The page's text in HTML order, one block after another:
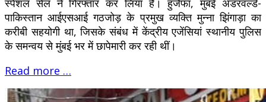
स्पेशल सेल ने गिरफ्तार कर लिया है। हुजैफा, मुंबई अंडरवर्ल्ड-
पाकिस्तान आईएसआई गठजोड़ के प्रमुख व्यक्ति मुन्ना झिंगाड़ा का
करीबी सहयोगी था, जिसके संबंध में केंद्रीय एजेंसियां स्थानीय पुलिस
के समन्वय से मुंबई भर में छापेमारी कर रही थीं।
Read more …